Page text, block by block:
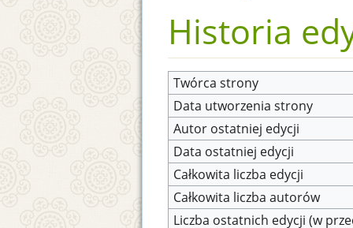
Historia
Twórca strony
Data utworzenia strony
Autor ostatniej edycji
Data ostatniej edycji
Całkowita liczba edycji
Całkowita liczba autorów
Liczba ostatnich edycji (w